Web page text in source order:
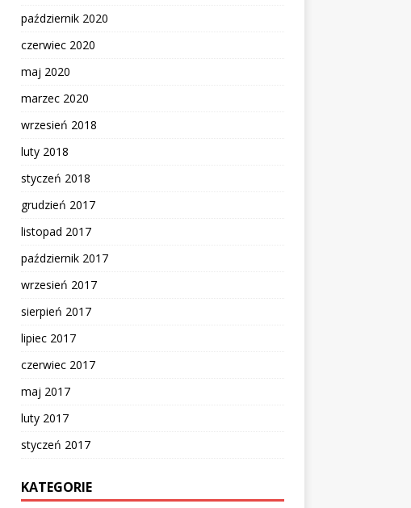
październik 2020
czerwiec 2020
maj 2020
marzec 2020
wrzesień 2018
luty 2018
styczeń 2018
grudzień 2017
listopad 2017
październik 2017
wrzesień 2017
sierpień 2017
lipiec 2017
czerwiec 2017
maj 2017
luty 2017
styczeń 2017
KATEGORIE